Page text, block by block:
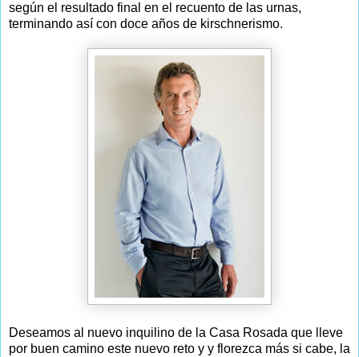
según el resultado final en el recuento de las urnas,
terminando así con doce años de kirschnerismo.
Deseamos al nuevo inquilino de la Casa Rosada que lleve
por buen camino este nuevo reto y y florezca más si cabe, la